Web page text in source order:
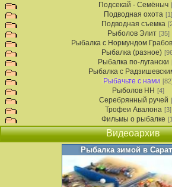
Подсекай - Семёныч
Подводная охота [1]
Подводная съемка
Рыболов Элит [35]
Рыбалка с Нормундом
Рыбалка (разное)
Рыбалка по-лугански
Рыбалка с
Рыбачьте с нами
Рыболов НН [4]
Серебрянный ручей
Трофеи Авалона [3]
Фильмы о рыбалке
Видеоархив
Рыбалка зимой в